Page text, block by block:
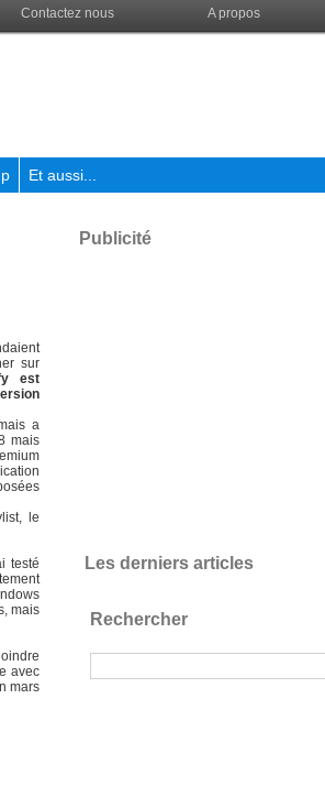
Contactez nous A propos
Et aussi...
sur
est
a
mais
le
testé
mais
avec
mars
Publicité
Les derniers articles
Rechercher